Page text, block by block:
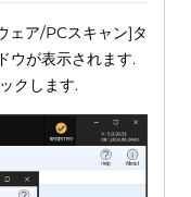
ェア/PCスキャン]タ
ウが表示されます.
クします.